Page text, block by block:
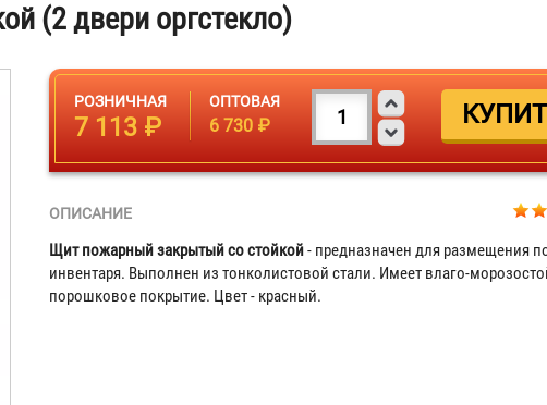
(2 двери оргстекло)
РОЗНИЧНАЯ
7 113 ₽
ОПТОВАЯ
6 730 ₽
ОПИСАНИЕ
Щит пожарный закрытый со стойкой- предназначен для размещения
инвентаря. Выполнен из тонколистовой стали. Имеет влаго-
порошковое покрытие. Цвет - красный.
268 ₽